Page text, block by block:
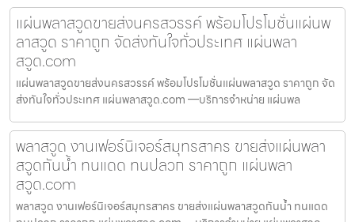
แผ่นพลาสวูดขายส่งนครสวรรค์ พร้อมโปรโมชั่นแผ่นพ
ลาสวูด ราคาถูก จัดส่งทันใจทั่วประเทศ แผ่นพลา
สวูด.com
แผ่นพลาสวูดขายส่งนครสวรรค์ พร้อมโปรโมชั่นแผ่นพลาสวูด ราคาถูก จัด
ส่งทันใจทั่วประเทศ แผ่นพลาสวูด.com —บริการจำหน่าย แผ่นพล
พลาสวูด งานเฟอร์นิเจอร์สมุทรสาคร ขายส่งแผ่นพลา
สวูดกันน้ำ ทนแดด ทนปลวก ราคาถูก แผ่นพลา
สวูด.com
พลาสวูด งานเฟอร์นิเจอร์สมุทรสาคร ขายส่งแผ่นพลาสวูดกันน้ำ ทนแดด